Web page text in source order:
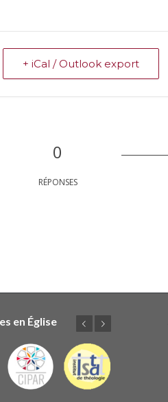
+ iCal / Outlook export
0
RÉPONSES
en Église
PrécédentSuivant